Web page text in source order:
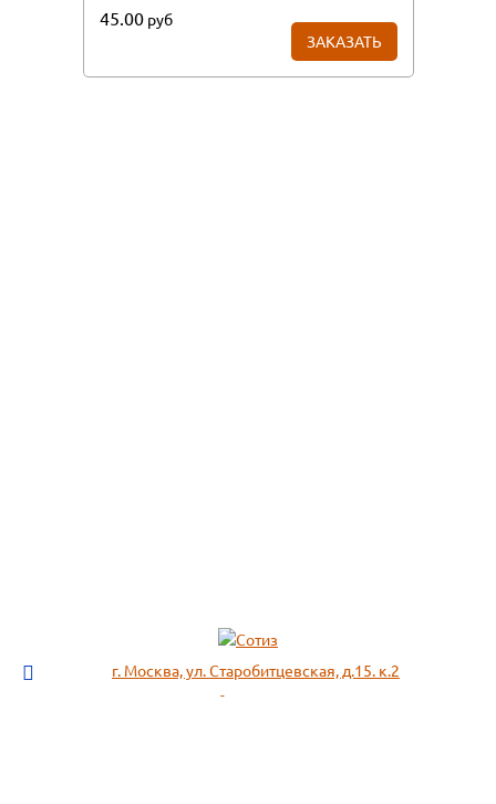
45.00 руб
ЗАКАЗАТЬ
г. Москва, ул. Старобитцевская, д.15. к.2
info@sotizz.ru